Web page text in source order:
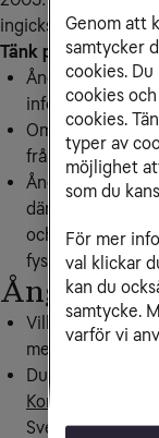
ingicks, vilket kallas
Tänk på!
Ångerfristen
information
Om du beställer
från den dag du
Ångerrätten
där åtkomsten
och där
fysiskt medium.
Ångra ditt
Vill du utöva
meddelande om
Du kan använda
Sverige AB,
Genom att
samtycker
cookies. Du
cookies
cookies.
typer av
möjlighet
som du
För mer
val klickar
kan du
samtycke.
varför vi